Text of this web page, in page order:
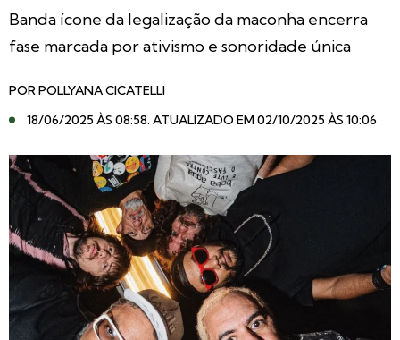
Banda ícone da legalização da maconha encerra
fase marcada por ativismo e sonoridade única
PORPOLLYANA CICATELLI
18/06/2025 ÀS 08:58. ATUALIZADO EM 02/10/2025 ÀS 10:06